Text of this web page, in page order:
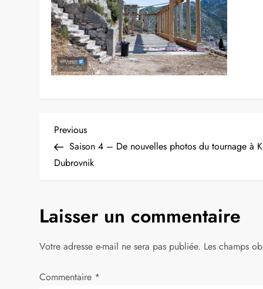
N
a
i
g
a
Previous
Post
Previous
Saison 4 – De nouvelles photos du tournage à
Dubrovnik
Laisser un commentaire
Votre adresse e-mail ne sera pas publiée. Les champs
Commentaire *